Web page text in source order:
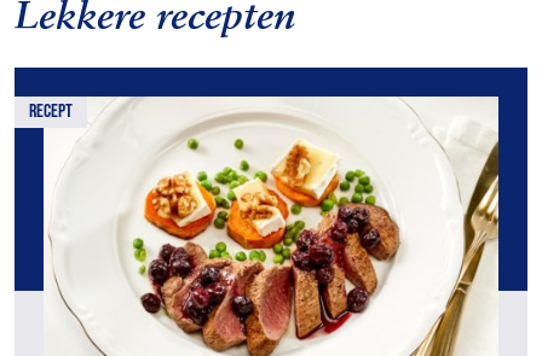
Lekkere recepten
recept